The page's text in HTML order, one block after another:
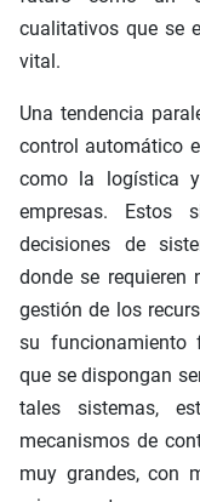
cualitativos que se
vital.
Una tendencia
control automático
como la logística
empresas. Estos
decisiones de
donde se requieren
gestión de los
su funcionamiento
que se dispongan
tales sistemas,
mecanismos de
muy grandes, con